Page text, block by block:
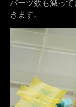
パーツ数も減っ
きます。